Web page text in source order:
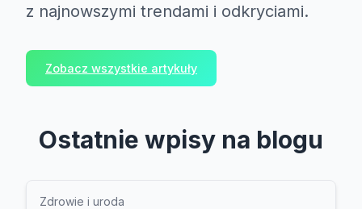
z najnowszymi trendami i odkryciami.
Zobacz wszystkie artykuły
Ostatnie wpisy na blogu
Zdrowie i uroda